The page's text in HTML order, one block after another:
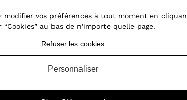
modifier vos préférences à tout moment en
“Cookies” au bas de n'importe quelle page.
Refuser les cookies
Personnaliser